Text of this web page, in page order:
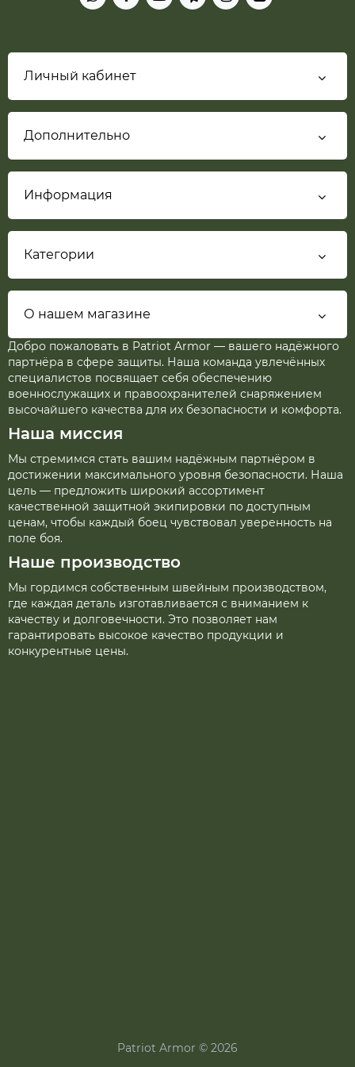
Личный кабинет
Дополнительно
Информация
Категории
О нашем магазине
Добро пожаловать в Patriot Armor — вашего надёжного
партнёра в сфере защиты. Наша команда увлечённых
специалистов посвящает себя обеспечению
военнослужащих и правоохранителей снаряжением
высочайшего качества для их безопасности и комфорта.
Наша миссия
Мы стремимся стать вашим надёжным партнёром в
достижении максимального уровня безопасности. Наша
цель — предложить широкий ассортимент
качественной защитной экипировки по доступным
ценам, чтобы каждый боец чувствовал уверенность на
поле боя.
Наше производство
Мы гордимся собственным швейным производством,
где каждая деталь изготавливается с вниманием к
качеству и долговечности. Это позволяет нам
гарантировать высокое качество продукции и
конкурентные цены.
Patriot Armor © 2026